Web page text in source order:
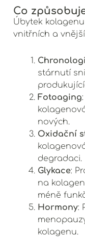
Co
Úbytek
vnitřních a
stárnutí
Fotoaging
nových.
Oxidační
degradaci.
Glykace:
na
méně
Hormony:
kolagenu.